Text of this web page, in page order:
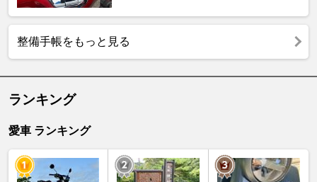
整備手帳をもっと見る
ランキング
愛車 ランキング